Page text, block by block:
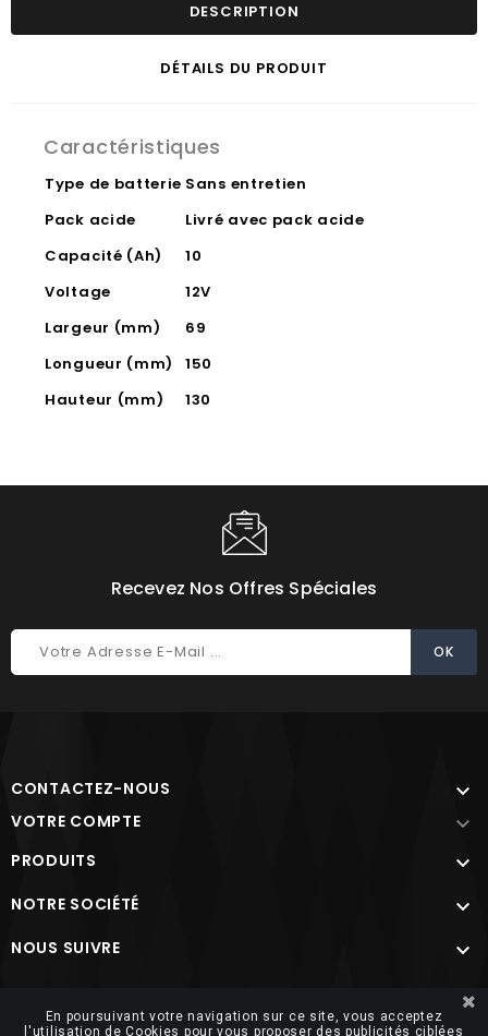
DESCRIPTION
DÉTAILS DU PRODUIT
Caractéristiques
Type de batterie Sans entretien
Pack acide
Livré avec pack acide
Capacité (Ah)
10
Voltage
12V
Largeur (mm)
69
Longueur (mm)
150
Hauteur (mm)
130
Recevez Nos Offres Spéciales
CONTACTEZ-NOUS 
VOTRE COMPTE 
PRODUITS 
NOTRE SOCIÉTÉ 
NOUS SUIVRE 
En poursuivant votre navigation sur ce site, vous acceptez
l'utilisation de Cookies pour vous proposer des publicités ciblées